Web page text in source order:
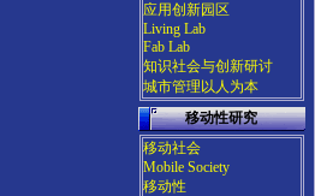
应用创新园区
Living Lab
Fab Lab
知识社会与创新研讨
城市管理以人为本
移动性研究
移动社会
Mobile Society
移动性